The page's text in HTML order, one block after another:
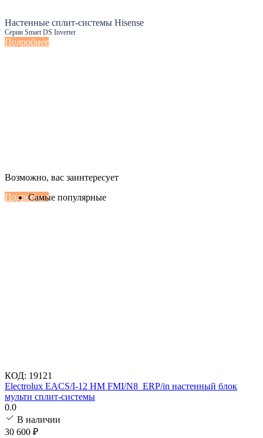
Настенные сплит-системы Hisense
Серии Smart DS Inverter
Подробнее
Настенные сплит-системы Haier
Подробнее
Возможно, вас заинтересует
Самые популярные
КОД: 19121
Electrolux EACS/I-12 HM FMI/N8_ERP/in настенный блок
мульти сплит-системы
0.0
В наличии
30 600 ₽